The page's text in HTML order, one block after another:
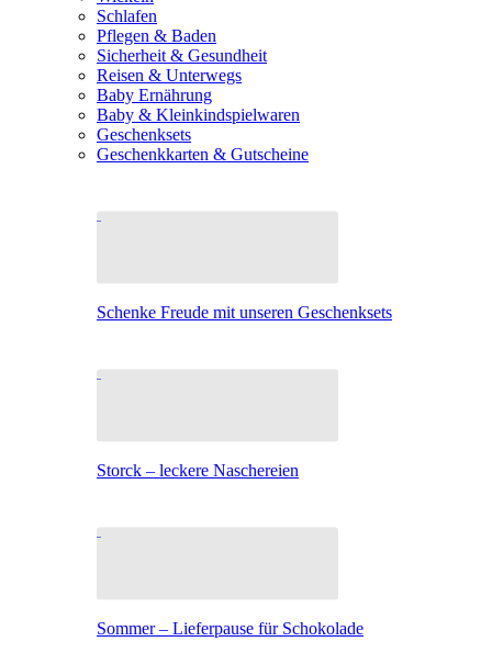
Schlafen
Pflegen & Baden
Sicherheit & Gesundheit
Reisen & Unterwegs
Baby Ernährung
Baby & Kleinkindspielwaren
Geschenksets
Geschenkkarten & Gutscheine
Schenke Freude mit unseren Geschenksets
Storck – leckere Naschereien
Sommer – Lieferpause für Schokolade